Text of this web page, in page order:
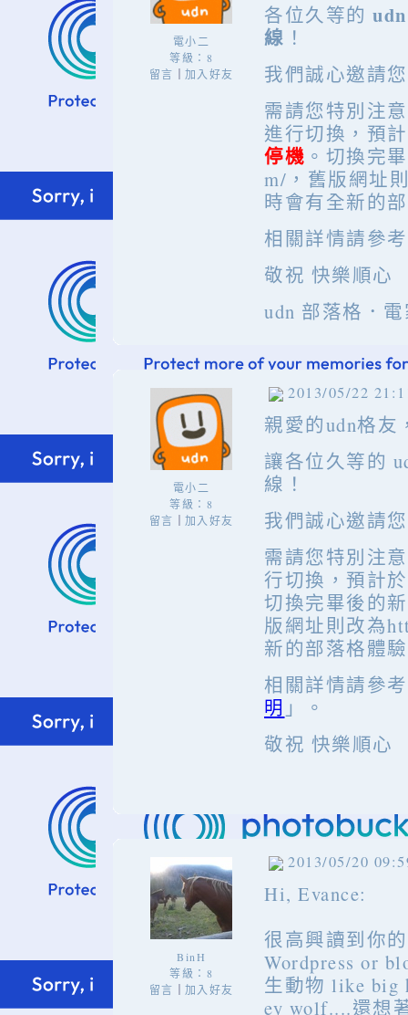
電小二
等級：8
留言
加入好友
各位久等的
線 ！
我們誠心邀請
需請您特別注
進行切換，預
停機 。切換完
m/，舊版網址
時會有全新的
相關詳情請參
敬祝 快樂順心
udn 部落格．
電小二
等級：8
留言
加入好友
2013/05/22
親愛的udn格友
讓各位久等的
線！
我們誠心邀請
需請您特別注
行切換，預計於
切換完畢後的
版網址則改為
新的部落格體
相關詳情請參
明 」。
敬祝 快樂順心
BinH
等級：8
留言
加入好友
2013/05/20
Hi, Evance:
很高興讀到你
Wordpress or
生動物 like big
ey wolf....還想